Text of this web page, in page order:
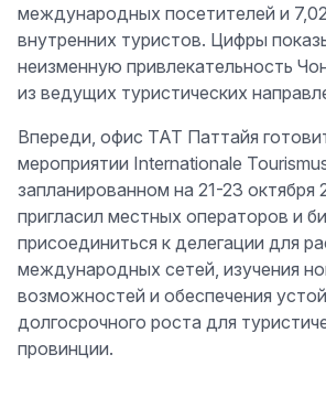
международных посетителей и
внутренних туристов. Цифры
неизменную привлекательность
из ведущих туристических
Впереди, офис TAT Паттайя
мероприятии Internationale
запланированном на 21-23 октября
пригласил местных операторов и
присоединиться к делегации для
международных сетей, изучения
возможностей и обеспечения
долгосрочного роста для
провинции.